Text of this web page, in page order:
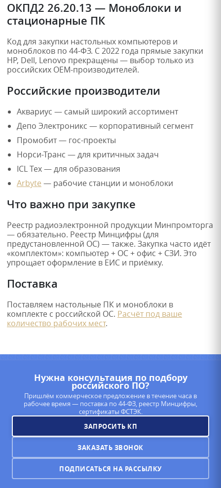
ОКПД2 26.20.13 — Моноблоки и
стационарные ПК
Код для закупки настольных компьютеров и
моноблоков по 44-ФЗ. С 2022 года прямые закупки
HP, Dell, Lenovo прекращены — выбор только из
российских OEM-производителей.
Российские производители
Аквариус — самый широкий ассортимент
Депо Электроникс — корпоративный сегмент
Промобит — гос-проекты
Норси-Транс — для критичных задач
ICL Тех — для образования
Arbyte — рабочие станции и моноблоки
Что важно при закупке
Реестр радиоэлектронной продукции Минпромторга
— обязательно. Реестр Минцифры (для
предустановленной ОС) — также. Закупка часто идёт
«комплектом»: компьютер + ОС + офис + СЗИ. Это
упрощает оформление в ЕИС и приёмку.
Поставка
Поставляем настольные ПК и моноблоки в
комплекте с российской ОС. Расчёт под ваше
количество рабочих мест.
Нужна консультация по подбору
российского ПО?
Пришлём коммерческое предложение в течение часа в
рабочее время — поставка по 44-ФЗ, реестр Минцифры,
сертификаты ФСТЭК.
ЗАПРОСИТЬ КП
ЗАКАЗАТЬ ЗВОНОК
ПОДПИСАТЬСЯ НА РАССЫЛКУ